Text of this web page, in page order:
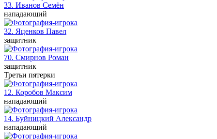
33. Иванов Семён
нападающий
32. Яценков Павел
защитник
70. Смирнов Роман
защитник
Третьи пятерки
12. Коробов Максим
нападающий
14. Буйницкий Александр
нападающий